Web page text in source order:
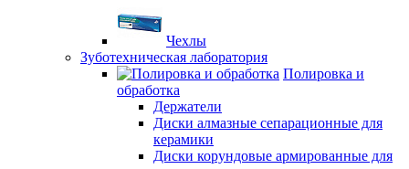
Чехлы
Зуботехническая лаборатория
Полировка и
обработка
Держатели
Диски алмазные сепарационные для
керамики
Диски корундовые армированные для